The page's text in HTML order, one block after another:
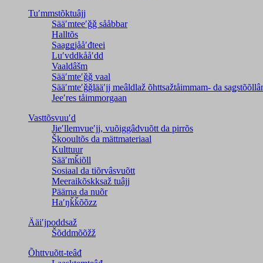
Tuʹmmstõktuâjj
Sääʹmteeʹǧǧ sååbbar
Halltõs
Saaǥǥjååʹđteei
Luʹvddkååʹdd
Vaaldâšm
Sääʹmteʹǧǧ vaal
Sääʹmteʹǧǧlääʹjj meâldlaž õhttsažtåimmam- da
Jeeʹres tåimmorgaan
Vasttõsvuuʹd
Jieʹllemvueʹjj, vuõiggâdvuõtt da pirrõs
Škooultõs da mättmateriaal
Kulttuur
Sääʹmǩiõll
Sosiaal da tiõrvâsvuõtt
Meeraikõskksaž tuâjj
Päärna da nuõr
Haʹŋǩǩõõzz
Ääiʹjpoddsaž
Šõddmõõžž
Õhttvuõtt-teâđ